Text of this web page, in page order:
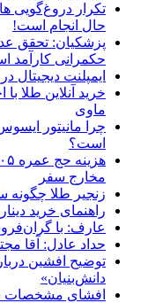
تکرار دروغ‌گویی
حال انجام است!
پزشکیان: تحقق
حکمرانی کارآمد
ایمپلنت دیجیتال
خرید آنلاین طلا
ماوی
چرا مانیتور
است؟
مخارج سفر
زنجیر طلا چگونه
راهنمای خرید
عارف: با
حداد عادل: آقا
توضیح افشین
دانش‌بنیان»